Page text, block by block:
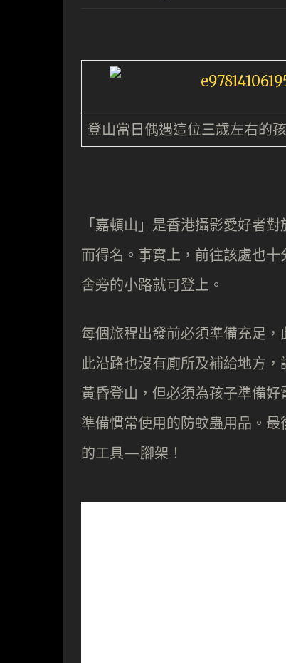
登山當日偶遇這位三歲左右的
「嘉頓山」是香港攝影愛好者
而得名。事實上，前往該處也
舍旁的小路就可登上。
每個旅程出發前必須準備充足
此沿路也沒有廁所及補給地方
黃昏登山，但必須為孩子準備
準備慣常使用的防蚊蟲用品。
的工具—腳架！